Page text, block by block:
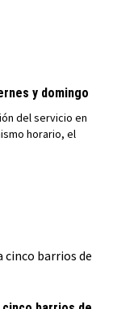
y domingo
del servicio en
horario, el